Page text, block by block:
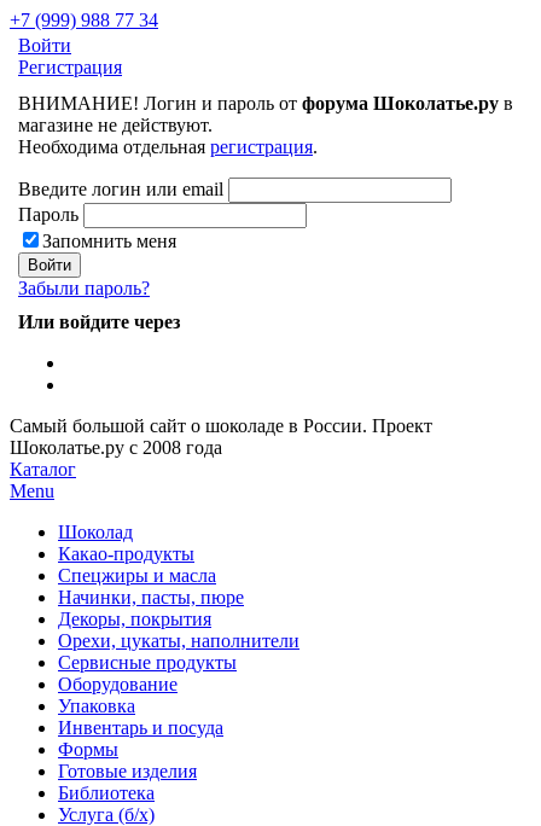
+7 (999) 988 77 34
Войти
Регистрация
ВНИМАНИЕ! Логин и пароль от форума Шоколатье.ру в
магазине не действуют.
Необходима отдельная регистрация.
Введите логин или email
Пароль
Запомнить меня
Забыли пароль?
Или войдите через
Самый большой сайт о шоколаде в России. Проект
Шоколатье.ру с 2008 года
Каталог
Menu
Шоколад
Какао-продукты
Спецжиры и масла
Начинки, пасты, пюре
Декоры, покрытия
Орехи, цукаты, наполнители
Сервисные продукты
Оборудование
Упаковка
Инвентарь и посуда
Формы
Готовые изделия
Библиотека
Услуга (б/х)